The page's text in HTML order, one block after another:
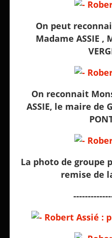
On peut
Madame ASSIE ,
On reconnait
ASSIE, le maire de
La photo de groupe
remise de